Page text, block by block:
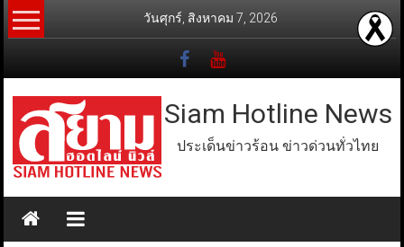
Skip
to
วันศุกร์, สิงหาคม 7, 2026
Siam Hotline News
ประเด็นข่าวร้อน ข่าวด่วนทั่วไทย